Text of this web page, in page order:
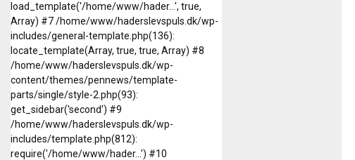
load_template('/home/www/hader...', true,
Array) #7 /home/www/haderslevspuls.dk/wp-
includes/general-template.php(136):
locate_template(Array, true, true, Array) #8
/home/www/haderslevspuls.dk/wp-
content/themes/pennews/template-
parts/single/style-2.php(93):
get_sidebar('second') #9
/home/www/haderslevspuls.dk/wp-
includes/template.php(812):
require('/home/www/hader...') #10